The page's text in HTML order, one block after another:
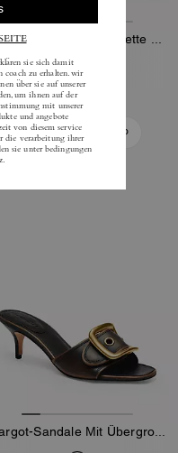
325 €
In Den Warenkorb